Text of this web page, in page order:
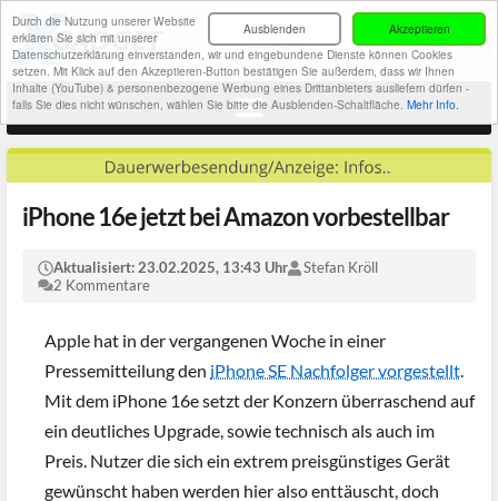
Akzeptieren
Ausblenden
Durch die Nutzung unserer Website
erklären Sie sich mit unserer
Datenschutzerklärung einverstanden, wir und eingebundene Dienste können Cookies
setzen. Mit Klick auf den Akzeptieren-Button bestätigen Sie außerdem, dass wir Ihnen
Inhalte (YouTube) & personenbezogene Werbung eines Drittanbieters ausliefern dürfen -
falls Sie dies nicht wünschen, wählen Sie bitte die Ausblenden-Schaltfläche. Mehr Info.
iPhone 16e jetzt bei Amazon vorbestellbar
Aktualisiert: 23.02.2025, 13:43 Uhr
Stefan Kröll
2 Kommentare
Apple hat in der vergangenen Woche in einer
Pressemitteilung den iPhone SE Nachfolger vorgestellt.
Mit dem iPhone 16e setzt der Konzern überraschend auf
ein deutliches Upgrade, sowie technisch als auch im
Preis. Nutzer die sich ein extrem preisgünstiges Gerät
gewünscht haben werden hier also enttäuscht, doch